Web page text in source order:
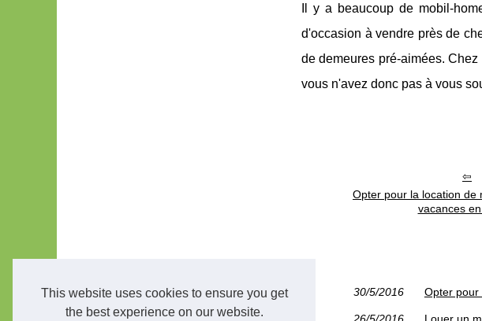
This website uses cookies to ensure you get
the best experience on our website.
Il y a beaucoup de mobil-
d'occasion à vendre près de
de demeures pré-aimées.
vous n'avez donc pas à vous
Opter pour la location de
vacances
30/5/2016 Opter pour